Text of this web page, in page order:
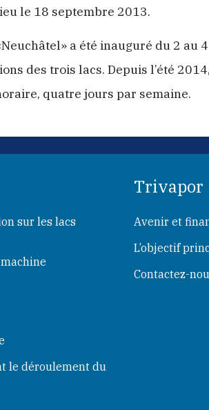
le 18 septembre 2013.
a été inauguré du 2 au
des trois lacs. Depuis l’été
quatre jours par semaine.
sur les lacs
le déroulement du
Trivapor
Avenir et
L’objectif
Contactez-